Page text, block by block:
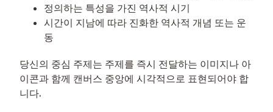
정의하는 특성을 가진 역사적 시기
시간이 지남에 따라 진화한 역사적 개념 또는 운
동
당신의 중심 주제는 주제를 즉시 전달하는 이미지나 아
이콘과 함께 캔버스 중앙에 시각적으로 표현되어야 합
니다.